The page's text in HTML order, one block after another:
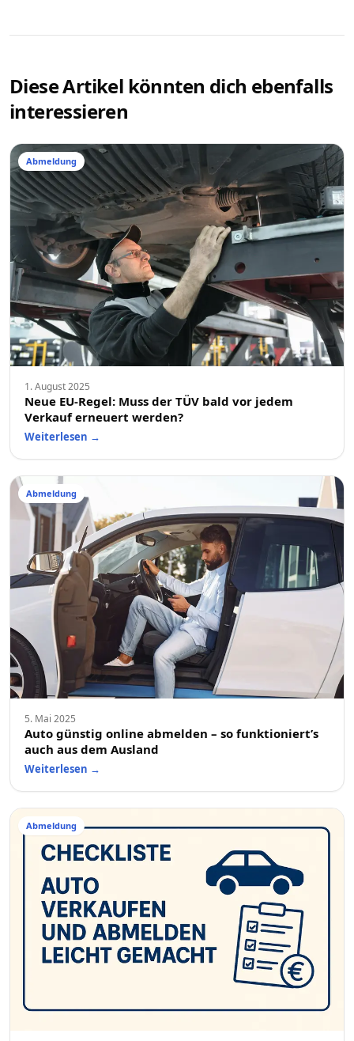
Diese Artikel könnten dich ebenfalls
interessieren
Abmeldung
1. August 2025
Neue EU-Regel: Muss der TÜV bald vor jedem
Verkauf erneuert werden?
Weiterlesen →
Abmeldung
5. Mai 2025
Auto günstig online abmelden – so funktioniert’s
auch aus dem Ausland
Weiterlesen →
Abmeldung